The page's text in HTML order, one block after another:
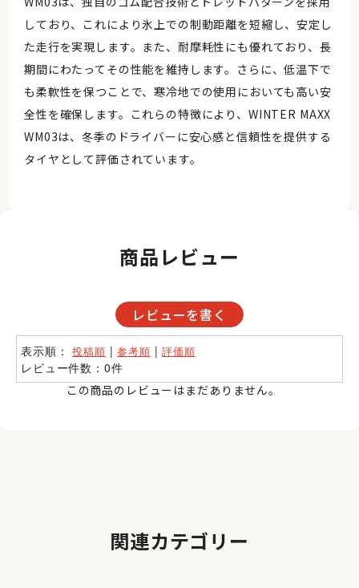
しており、これにより氷上での制動距離を短縮し、安定し
た走行を実現します。また、耐摩耗性にも優れており、長
期間にわたってその性能を維持します。さらに、低温下で
も柔軟性を保つことで、寒冷地での使用においても高い安
全性を確保します。これらの特徴により、WINTER MAXX
WM03は、冬季のドライバーに安心感と信頼性を提供する
タイヤとして評価されています。
商品レビュー
レビューを書く
表示順：投稿順 |参考順 |評価順
レビュー件数：0件
この商品のレビューはまだありません。
関連カテゴリー